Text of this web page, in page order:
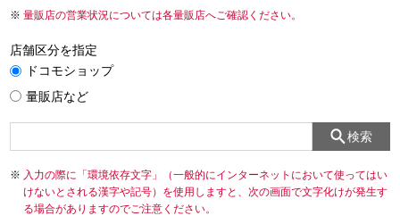
量販店の営業状況については各量販店へご確認ください。
店舗区分を指定
ドコモショップ
量販店など
検索
入力の際に「環境依存文字」（一般的にインターネットにおいて使ってはい
けないとされる漢字や記号）を使用しますと、次の画面で文字化けが発生す
る場合がありますのでご注意ください。